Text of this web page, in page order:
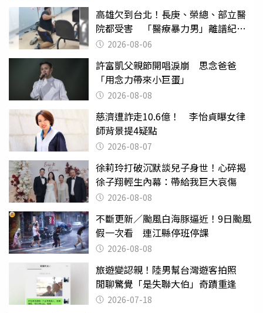
高雄欠到台北！長庚、榮總、部立醫
院都受害 「醫療暴力男」離譜紀錄
曝光2026-08-06
許富凱父親節開唱淚崩 思念爸爸
「用念力帶來小巨蛋」
2026-08-08
慈濟遭詐走10.6億！ 李怡貞曝女律
師背景提4疑點
2026-08-07
徐莉玲打破沉默談兒子身世！心碎揭
徐子翔輕生內幕：帶給我巨大哀傷
2026-08-08
不斷更新／颱風白海豚逼近！9日颱風
假一次看 連江縣停班停課
2026-08-08
旅遊變認親！陸男幫台灣遊客拍照
閒聊驚覺「是失聯大伯」奇蹟重逢
2026-07-18